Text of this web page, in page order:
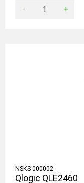
- +
NSKS-000002
Qlogic QLE2460